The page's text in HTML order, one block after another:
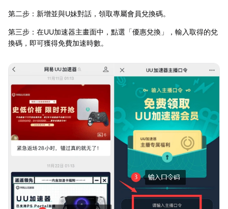
第二步：新增並與U妹對話，領取專屬會員兌換碼。
第三步：在UU加速器主畫面中，點選「優惠兌換」，輸入取得的兌
換碼，即可獲得免費加速時數。